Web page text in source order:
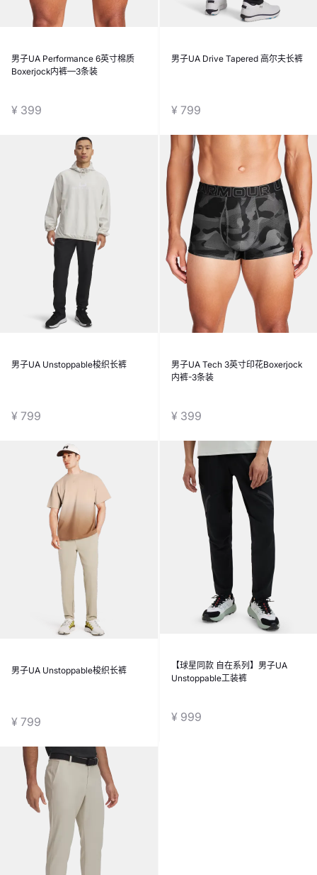
男子UA Performance 6英寸棉质
Boxerjock内裤—3条装
¥ 399
男子UA Drive Tapered 高尔夫长裤
¥ 799
男子UA Unstoppable梭织长裤
¥ 799
男子UA Tech 3英寸印花Boxerjock
内裤-3条装
¥ 399
男子UA Unstoppable梭织长裤
¥ 799
【球星同款 自在系列】男子UA
Unstoppable工装裤
¥ 999